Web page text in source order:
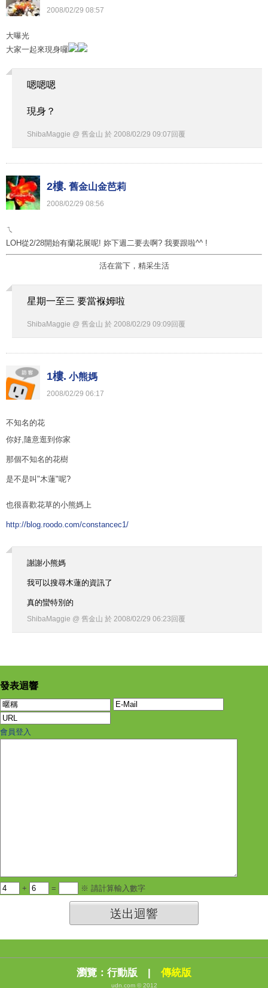
2008/02/29 08:57
大曝光
大家一起來現身囉
嗯嗯嗯
現身？
ShibaMaggie @ 舊金山 於 2008/02/29 09:07 回覆
2樓. 舊金山金芭莉
2008/02/29 08:56
ㄟ
LOH從2/28開始有蘭花展呢! 妳下週二要去啊? 我要跟啦^^ !
活在當下，精采生活
星期一至三 要當褓姆啦
ShibaMaggie @ 舊金山 於 2008/02/29 09:09 回覆
1樓. 小熊媽
2008/02/29 06:17
不知名的花
你好,隨意逛到你家
那個不知名的花樹
是不是叫"木蓮"呢?
也很喜歡花草的小熊媽上
http://blog.roodo.com/constancec1/
謝謝小熊媽
我可以搜尋木蓮的資訊了
真的蠻特別的
ShibaMaggie @ 舊金山 於 2008/02/29 06:23 回覆
發表迴響
會員登入
+ = ※ 請計算輸入數字
送出迴響
瀏覽： 行動版 | 傳統版
udn.com © 2012